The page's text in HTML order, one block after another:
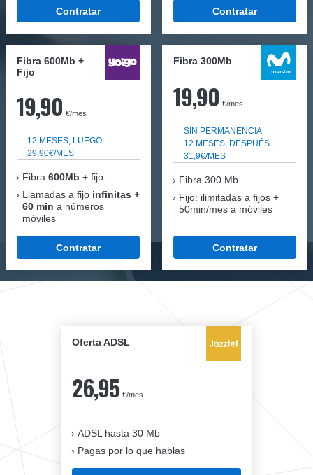
Contratar Contratar
Fibra 600Mb +
Fijo
19,90 €/mes
12 MESES, LUEGO
29,90€/MES
Fibra 600Mb + fijo
Llamadas a fijo infinitas +
60 min a números
móviles
Contratar
Fibra 300Mb
19,90 €/mes
SIN PERMANENCIA
12 MESES, DESPUÉS
31,9€/MES
Fibra 300 Mb
Fijo: ilimitadas a fijos +
50min/mes a móviles
Contratar
Oferta ADSL
26,95 €/mes
ADSL hasta 30 Mb
Pagas por lo que hablas